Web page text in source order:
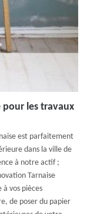
pour les travaux
est parfaitement
dans la ville de
à notre actif ;
Tarnaise
vos pièces
de poser du papier